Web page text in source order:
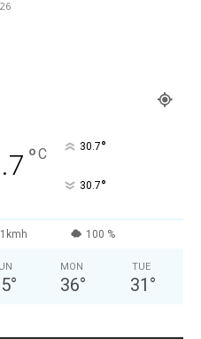
°C 30.7°
30.7°
100 %
°
MON
36°
TUE
31 °